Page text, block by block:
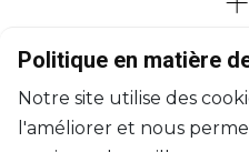
Assiette de
D:
Politique en matière
Notre site utilise des
l'améliorer et nous